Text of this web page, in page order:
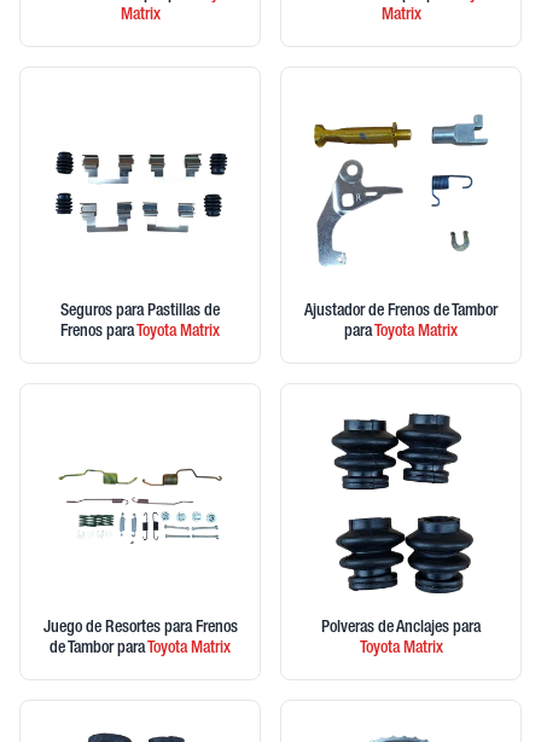
Matrix
Matrix
Seguros para Pastillas de
Frenos para ToyotaMatrix
Ajustador de Frenos de Tambor
para ToyotaMatrix
Juego de Resortes para Frenos
de Tambor para ToyotaMatrix
Polveras de Anclajes para
ToyotaMatrix